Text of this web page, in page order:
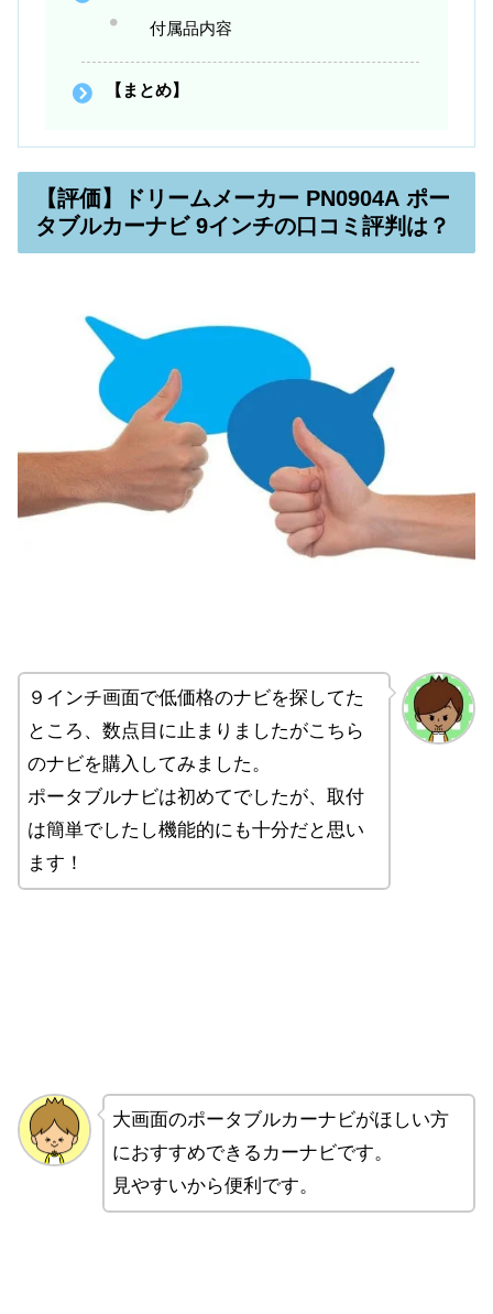
付属品内容
【まとめ】
【評価】ドリームメーカー PN0904A ポー
タブルカーナビ 9インチの口コミ評判は？
９インチ画面で低価格のナビを探してた
ところ、数点目に止まりましたがこちら
のナビを購入してみました。
ポータブルナビは初めてでしたが、取付
は簡単でしたし機能的にも十分だと思い
ます！
大画面のポータブルカーナビがほしい方
におすすめできるカーナビです。
見やすいから便利です。